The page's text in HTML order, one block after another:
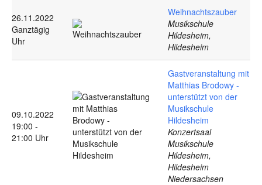
26.11.2022
Ganztägig
Uhr
Weihnachtszauber
Musikschule
Hildesheim,
Hildesheim
09.10.2022
19:00 -
21:00 Uhr
Gastveranstaltung mit
Matthias Brodowy -
unterstützt von der
Musikschule
Hildesheim
Konzertsaal
Musikschule
Hildesheim,
Hildesheim
Niedersachsen